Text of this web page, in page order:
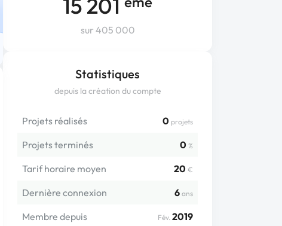
15 201
sur 405 000
Statistiques
depuis la création du compte
Projets réalisés 0 projets
Projets terminés 0 %
Tarif horaire moyen 20 €
Dernière connexion 6 ans
Membre depuis Fév. 2019